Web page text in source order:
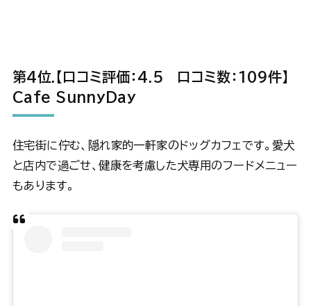
第4位.
【口コミ評価：4.5 口コミ数：109件】
Cafe SunnyDay
住宅街に佇む、隠れ家的一軒家のドッグカフェです。愛犬
と店内で過ごせ、健康を考慮した犬専用のフードメニュー
もあります。